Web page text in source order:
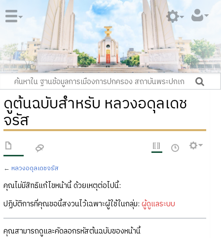
ดูต้นฉบับสำหรับ หลวงอดุลเดช
จรัส
← หลวงอดุลเดชจรัส
คุณไม่มีสิทธิแก้ไขหน้านี้ ด้วยเหตุต่อไปนี้:
ปฏิบัติการที่คุณขอนี้สงวนไว้เฉพาะผู้ใช้ในกลุ่ม: ผู้ดูแลระบบ
คุณสามารถดูและคัดลอกรหัสต้นฉบับของหน้านี้